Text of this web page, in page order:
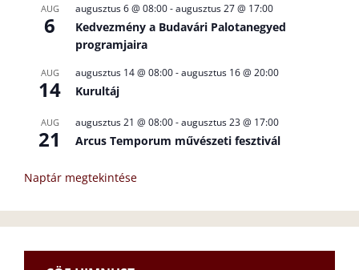
AUG
6
augusztus 6 @ 08:00-augusztus 27 @ 17:00
Kedvezmény a Budavári Palotanegyed
programjaira
AUG
14
augusztus 14 @ 08:00-augusztus 16 @ 20:00
Kurultáj
AUG
21
augusztus 21 @ 08:00-augusztus 23 @ 17:00
Arcus Temporum művészeti fesztivál
Naptár megtekintése